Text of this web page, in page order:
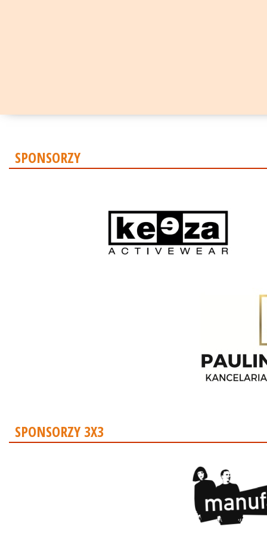
SPONSORZY
SPONSORZY 3X3